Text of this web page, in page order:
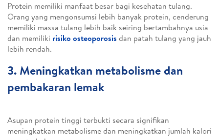
Protein memiliki manfaat besar bagi kesehatan tulang.
Orang yang mengonsumsi lebih banyak protein, cenderung
memiliki massa tulang lebih baik seiring bertambahnya usia
dan memiliki risiko osteoporosis dan patah tulang yang jauh
lebih rendah.
3. Meningkatkan metabolisme dan
pembakaran lemak
Asupan protein tinggi terbukti secara signifikan
meningkatkan metabolisme dan meningkatkan jumlah kalori